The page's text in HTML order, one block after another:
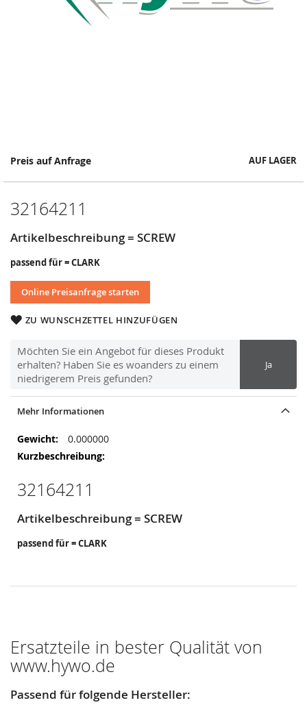
Preis auf Anfrage AUF LAGER
32164211
Artikelbeschreibung = SCREW
passend für = CLARK
Online Preisanfrage starten
ZU WUNSCHZETTEL HINZUFÜGEN
Möchten Sie ein Angebot für dieses Produkt
erhalten? Haben Sie es woanders zu einem
niedrigerem Preis gefunden?
Ja
Springe
Anfang
Bildergalerie
Mehr Informationen
Mehr
Informationen
0.000000
32164211
Artikelbeschreibung = SCREW
passend für = CLARK
Ersatzteile in bester Qualität von
www.hywo.de
Passend für folgende Hersteller: